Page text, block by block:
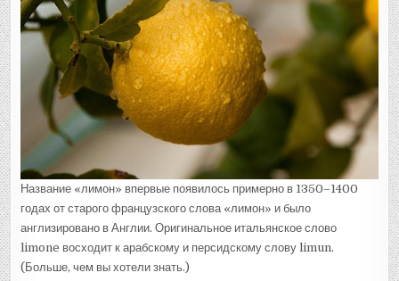
Название «лимон» впервые появилось примерно в 1350–1400
годах от старого французского слова «лимон» и было
англизировано в Англии. Оригинальное итальянское слово
limone восходит к арабскому и персидскому слову limun.
(Больше, чем вы хотели знать.)